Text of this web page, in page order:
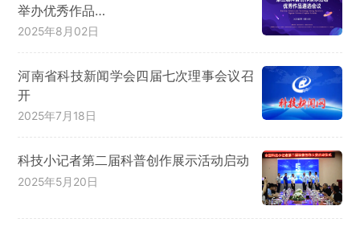
举办优秀作品…
2025年8月02日
河南省科技新闻学会四届七次理事会议召
开
2025年7月18日
科技小记者第二届科普创作展示活动启动
2025年5月20日